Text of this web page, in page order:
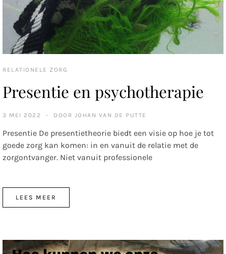
RELATIONELE ZORG
Presentie en psychotherapie
3 MEI 2022 DOOR JOHAN VAN DE PUTTE
Presentie De presentietheorie biedt een visie op hoe je tot
goede zorg kan komen: in en vanuit de relatie met de
zorgontvanger. Niet vanuit professionele
LEES MEER